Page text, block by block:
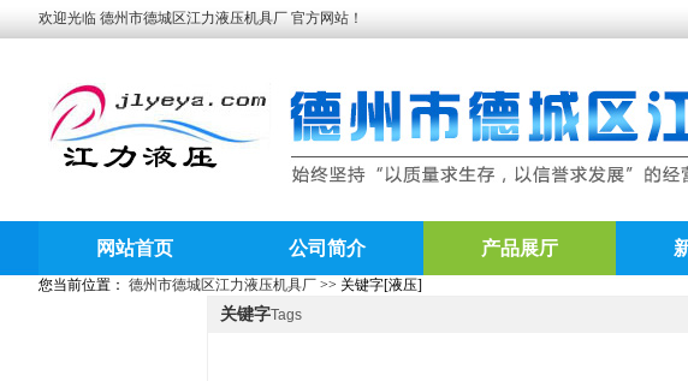
欢迎光临 德州市德城区江力液压机具厂 官方网站！
网站首页 公司简介 产品展厅
您当前位置： 德州市德城区江力液压机具厂 >> 关键字[液压]
关键字Tags